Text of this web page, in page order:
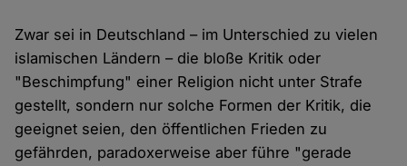
Zwar sei in Deutschland – im Unterschied zu vielen
islamischen Ländern – die bloße Kritik oder
"Beschimpfung" einer Religion nicht unter Strafe
gestellt, sondern nur solche Formen der Kritik, die
geeignet seien, den öffentlichen Frieden zu
gefährden, paradoxerweise aber führe "gerade